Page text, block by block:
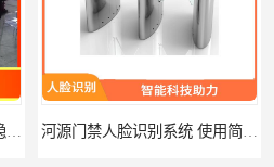
河源门禁人脸识别系统 使用简单方便 无需人工干预